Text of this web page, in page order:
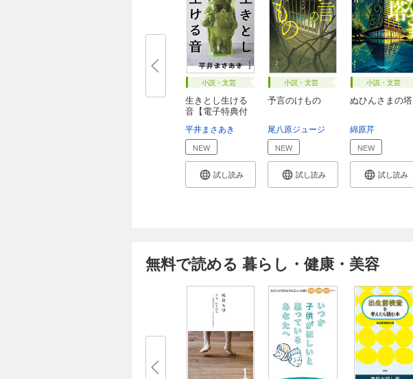
小説・文芸
生きとし生ける
音【電子特典付
平井まさあき
NEW
試し読み
小説・文芸
予言のけもの
尾八原ジュージ
NEW
試し読み
小説・文芸
ぬひんさまの塔
綿原芹
NEW
試し読み
無料で読める 暮らし・健康・美容